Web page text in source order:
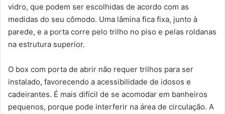
vidro, que podem ser escolhidas de acordo com as
medidas do seu cômodo. Uma lâmina fica fixa, junto à
parede, e a porta corre pelo trilho no piso e pelas roldanas
na estrutura superior.
O box com porta de abrir não requer trilhos para ser
instalado, favorecendo a acessibilidade de idosos e
cadeirantes. É mais difícil de se acomodar em banheiros
pequenos, porque pode interferir na área de circulação. A